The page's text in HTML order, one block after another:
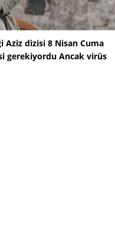
Aziz dizisi 8 Nisan Cuma
gerekiyordu Ancak virüs